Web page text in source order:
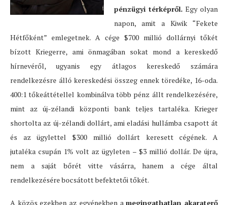
pénzügyi térképről.Egy olyan
napon, amit a Kiwik “Fekete
Hétfőként” emlegetnek. A cége $700 millió dollárnyi tőkét
bízott Kriegerre, ami önmagában sokat mond a kereskedő
hírnevéről, ugyanis egy átlagos kereskedő számára
rendelkezésre álló kereskedési összeg ennek töredéke, 16-oda.
400:1 tőkeáttétellel kombinálva több pénz állt rendelkezésére,
mint az új-zélandi központi bank teljes tartaléka. Krieger
shortolta az új-zélandi dollárt, ami eladási hullámba csapott át
és az ügylettel $300 millió dollárt keresett cégének. A
jutaléka csupán 1% volt az ügyleten – $3 millió dollár. De újra,
nem a saját bőrét vitte vásárra, hanem a cége által
rendelkezésére bocsátott befektetői tőkét.
A közös ezekben az egyénekben amegingathatlan akaraterő